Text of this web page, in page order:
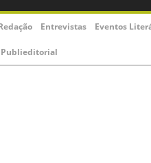
Entrevistas Eventos
Publieditorial